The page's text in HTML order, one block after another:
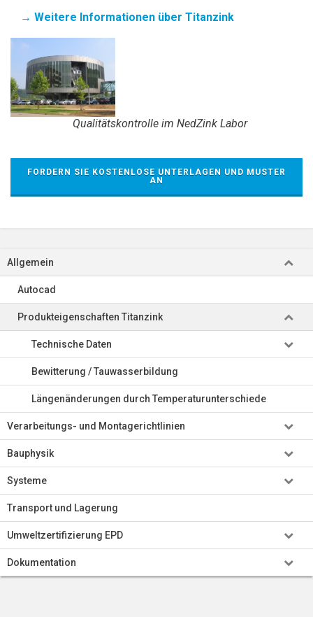
→ Weitere Informationen über Titanzink
Qualitätskontrolle im NedZink Labor
FORDERN SIE KOSTENLOSE UNTERLAGEN UND MUSTER
AN
Allgemein
Autocad
Produkteigenschaften Titanzink
Technische Daten
Bewitterung / Tauwasserbildung
Längenänderungen durch Temperaturunterschiede
Verarbeitungs- und Montagerichtlinien
Bauphysik
Systeme
Transport und Lagerung
Umweltzertifizierung EPD
Dokumentation